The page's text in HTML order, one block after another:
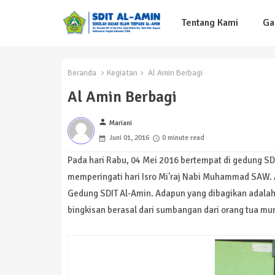
Tentang Kami
Beranda Kegiatan Al Amin Berbagi
Al Amin Berbagi
person Mariani
Juni 01, 2016
0 minute read
Pada hari Rabu, 04 Mei 2016 bertempat di gedung
memperingati hari Isro Mi'raj Nabi Muhammad
Gedung SDIT Al-Amin. Adapun yang dibagikan
bingkisan berasal dari sumbangan dari orang tua